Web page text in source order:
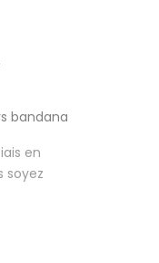
bandana
en
soyez